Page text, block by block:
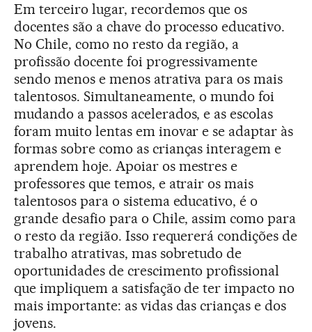
Em terceiro lugar, recordemos que os
docentes são a chave do processo educativo.
No Chile, como no resto da região, a
profissão docente foi progressivamente
sendo menos e menos atrativa para os mais
talentosos. Simultaneamente, o mundo foi
mudando a passos acelerados, e as escolas
foram muito lentas em inovar e se adaptar às
formas sobre como as crianças interagem e
aprendem hoje. Apoiar os mestres e
professores que temos, e atrair os mais
talentosos para o sistema educativo, é o
grande desafio para o Chile, assim como para
o resto da região. Isso requererá condições de
trabalho atrativas, mas sobretudo de
oportunidades de crescimento profissional
que impliquem a satisfação de ter impacto no
mais importante: as vidas das crianças e dos
jovens.